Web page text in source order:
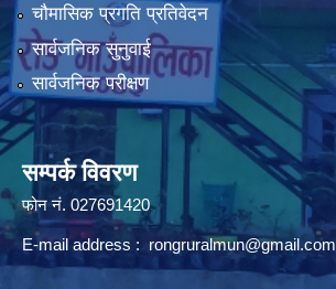
चौमासिक प्रगति प्रतिवेदन
सार्वजनिक सुनुवाई
सार्वजनिक परीक्षण
सम्पर्क विवरण
फोन न‌ं. 027691420
E-mail address : rongruralmun@gmail.com